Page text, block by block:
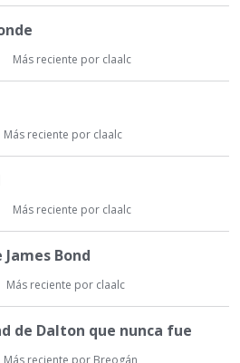
Más reciente por claalc
Más reciente por claalc
Más reciente por claalc
Bond
Más reciente por claalc
de Dalton que nunca fue
Más reciente por Breogán